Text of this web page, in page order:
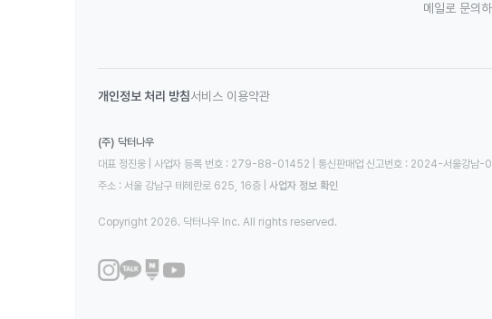
메일로 문의하
개인정보 처리 방침서비스 이용약관
(주) 닥터나우
대표 정진웅 | 사업자 등록 번호 : 279-88-01452 | 통신판매업 신고번호 : 2024-서울강남
주소 : 서울 강남구 테헤란로 625, 16층
사업자 정보 확인
Copyright 2026. 닥터나우 Inc. All rights reserved.